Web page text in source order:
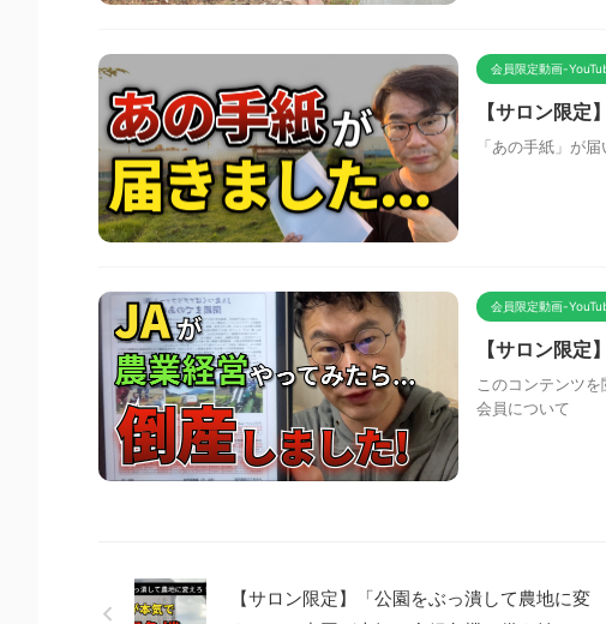
会員限定動画-
【サロン限定
「あの手紙」が
会員限定動画-
【サロン限
このコンテンツ
会員について
【サロン限定】「公園をぶっ潰して農地に変